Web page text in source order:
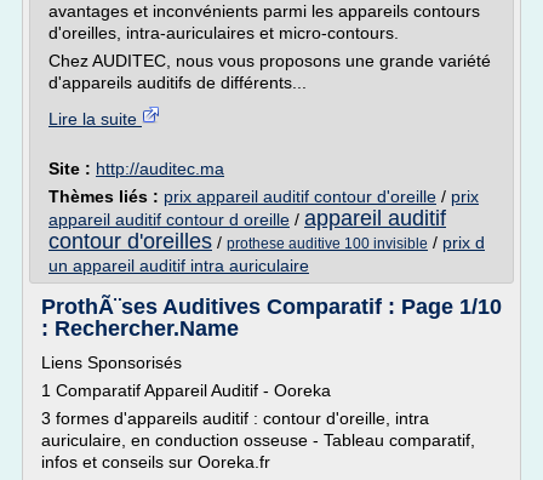
avantages et inconvénients parmi les appareils contours
d'oreilles, intra-auriculaires et micro-contours.
Chez AUDITEC, nous vous proposons une grande variété
d'appareils auditifs de différents...
Lire la suite
Site : http://auditec.ma
Thèmes liés : prix appareil auditif contour d'oreille / prix
appareil auditif contour d oreille / appareil auditif
contour d'oreilles / prothese auditive 100 invisible / prix d
un appareil auditif intra auriculaire
ProthÃ¨ses Auditives Comparatif : Page 1/10
: Rechercher.Name
Liens Sponsorisés
1 Comparatif Appareil Auditif - Ooreka
3 formes d'appareils auditif : contour d'oreille, intra
auriculaire, en conduction osseuse - Tableau comparatif,
infos et conseils sur Ooreka.fr